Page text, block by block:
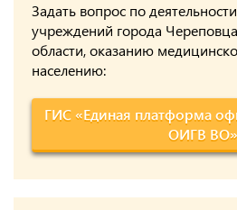
Задать вопрос по
учреждений города
области, оказанию
населению:
ГИС «Единая платформа
ОИГВ ВО»